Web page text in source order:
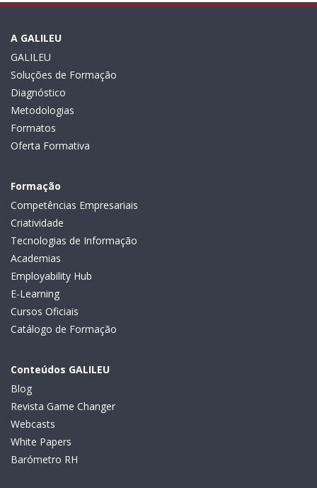
A GALILEU
GALILEU
Soluções de Formação
Diagnóstico
Metodologias
Formatos
Oferta Formativa
Formação
Competências Empresariais
Criatividade
Tecnologias de Informação
Academias
Employability Hub
E-Learning
Cursos Oficiais
Catálogo de Formação
Conteúdos GALILEU
Blog
Revista Game Changer
Webcasts
White Papers
Barómetro RH